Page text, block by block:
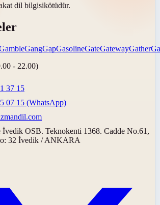
dil bilgisikötüdür.
GangGapGasolineGateGatewayGather
- 22.00)
37 15
07 15 (WhatsApp)
İvedik OSB. Teknokenti 1368. Cadde No.61,
32 İvedik / ANKARA